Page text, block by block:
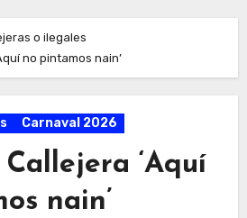
o ilegales
no pintamos nain’
Carnaval 2026
‘Aquí
nain’